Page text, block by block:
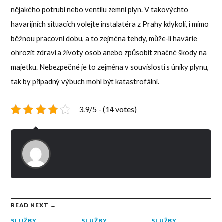
nějakého potrubí nebo ventilu zemní plyn. V takovýchto
havarijních situacích volejte instalatéra z Prahy kdykoli, i mimo
běžnou pracovní dobu, a to zejména tehdy, může-li havárie
ohrozit zdraví a životy osob anebo způsobit značné škody na
majetku. Nebezpečné je to zejména v souvislosti s úniky plynu,
tak by případný výbuch mohl být katastrofální.
3.9/5 - (14 votes)
READ NEXT →
SLUŽBY SLUŽBY SLUŽBY